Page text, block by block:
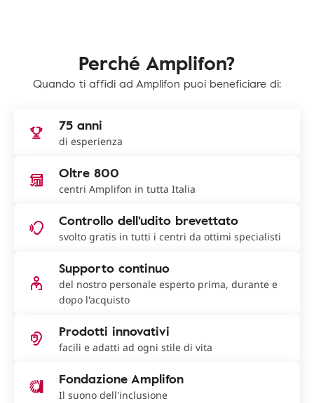
Perché Amplifon?
Quando ti affidi ad Amplifon puoi beneficiare di:
75 anni
di esperienza
Oltre 800
centri Amplifon in tutta Italia
Controllo dell'udito brevettato
svolto gratis in tutti i centri da ottimi specialisti
Supporto continuo
del nostro personale esperto prima, durante e
dopo l'acquisto
Prodotti innovativi
facili e adatti ad ogni stile di vita
Fondazione Amplifon
Il suono dell'inclusione